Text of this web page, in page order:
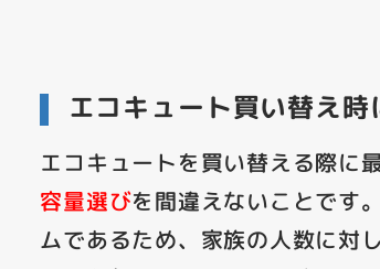
エコキュート買い替え
エコキュートを買い替える際に
容量選びを間違えないことです。
ムであるため、家族の人数に対